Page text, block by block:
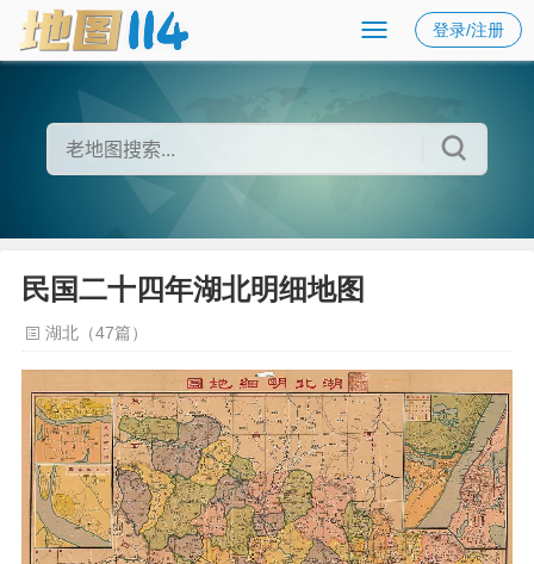
登录/注册
民国二十四年湖北明细地图
湖北（47篇）